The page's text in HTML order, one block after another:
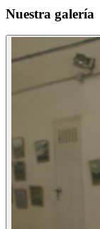
Nuestra galería